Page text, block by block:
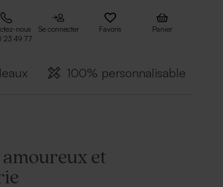
nous
23 49 77
Se connecter Favoris Panier
100% personnalisable
et